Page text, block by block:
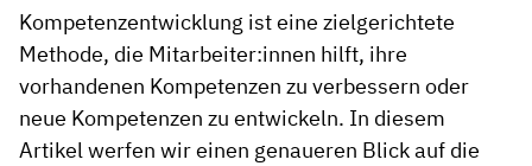
Kompetenzentwicklung ist eine zielgerichtete
Methode, die Mitarbeiter:innen hilft, ihre
vorhandenen Kompetenzen zu verbessern oder
neue Kompetenzen zu entwickeln. In diesem
Artikel werfen wir einen genaueren Blick auf die